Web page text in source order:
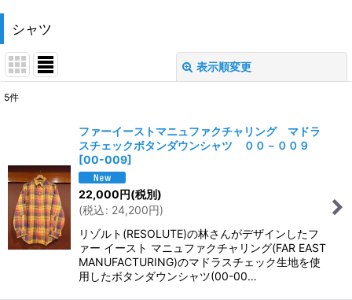
シャツ
表示順変更
絞り込む
5件
ファーイーストマニュファクチャリング マドラ
スチェックボタンダウンシャツ ００－００９
[00-009]
22,000円(税別)
(税込: 24,200円)
リゾルト(RESOLUTE)の林さんがデザインしたフ
ァー イースト マニュファクチャリング(FAR EAST
MANUFACTURING)のマドラスチェック生地を使
用したボタンダウンシャツ(00-00…